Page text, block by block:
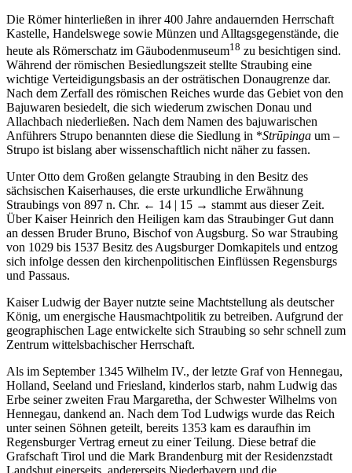
Die Römer hinterließen in ihrer 400 Jahre andauernden Herrschaft
Kastelle, Handelswege sowie Münzen und Alltagsgegenstände, die
heute als Römerschatz im Gäubodenmuseum18 zu besichtigen sind.
Während der römischen Besiedlungszeit stellte Straubing eine
wichtige Verteidigungsbasis an der osträtischen Donaugrenze dar.
Nach dem Zerfall des römischen Reiches wurde das Gebiet von den
Bajuwaren besiedelt, die sich wiederum zwischen Donau und
Allachbach niederließen. Nach dem Namen des bajuwarischen
Anführers Strupo benannten diese die Siedlung in *Strūpinga
Unter Otto dem Großen gelangte Straubing in den Besitz des
sächsischen Kaiserhauses, die erste urkundliche Erwähnung
Straubings von 897 n. Chr.← 14 | 15 →stammt aus dieser Zeit.
Über Kaiser Heinrich den Heiligen kam das Straubinger Gut dann
an dessen Bruder Bruno, Bischof von Augsburg. So war Straubing
von 1029 bis 1537 Besitz des Augsburger Domkapitels und entzog
sich infolge dessen den kirchenpolitischen Einflüssen Regensburgs
Kaiser Ludwig der Bayer nutzte seine Machtstellung als deutscher
König, um energische Hausmachtpolitik zu betreiben. Aufgrund der
geographischen Lage entwickelte sich Straubing so sehr schnell zum
Als im September 1345 Wilhelm IV., der letzte Graf von Hennegau,
Holland, Seeland und Friesland, kinderlos starb, nahm Ludwig das
Erbe seiner zweiten Frau Margaretha, der Schwester Wilhelms von
Hennegau, dankend an. Nach dem Tod Ludwigs wurde das Reich
unter seinen Söhnen geteilt, bereits 1353 kam es daraufhin im
Regensburger Vertrag erneut zu einer Teilung. Diese betraf die
Grafschaft Tirol und die Mark Brandenburg mit der Residenzstadt